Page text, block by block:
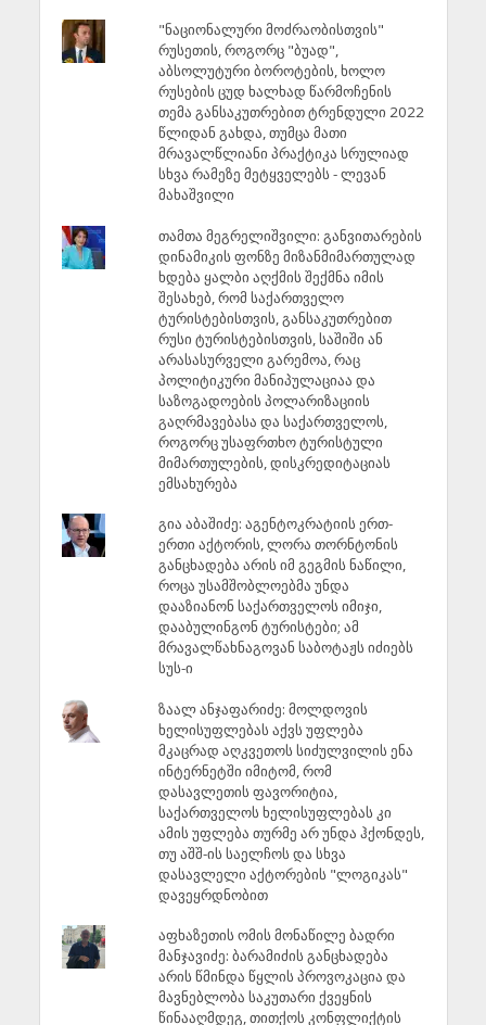
"ნაციონალური მოძრაობისთვის"
რუსეთის, როგორც "ბუად",
აბსოლუტური ბოროტების, ხოლო
რუსების ცუდ ხალხად წარმოჩენის
თემა განსაკუთრებით ტრენდული 2022
წლიდან გახდა, თუმცა მათი
მრავალწლიანი პრაქტიკა სრულიად
სხვა რამეზე მეტყველებს - ლევან
მახაშვილი
თამთა მეგრელიშვილი: განვითარების
დინამიკის ფონზე მიზანმიმართულად
ხდება ყალბი აღქმის შექმნა იმის
შესახებ, რომ საქართველო
ტურისტებისთვის, განსაკუთრებით
რუსი ტურისტებისთვის, საშიში ან
არასასურველი გარემოა, რაც
პოლიტიკური მანიპულაციაა და
საზოგადოების პოლარიზაციის
გაღრმავებასა და საქართველოს,
როგორც უსაფრთხო ტურისტული
მიმართულების, დისკრედიტაციას
ემსახურება
გია აბაშიძე: აგენტოკრატიის ერთ-
ერთი აქტორის, ლორა თორნტონის
განცხადება არის იმ გეგმის ნაწილი,
როცა უსამშობლოებმა უნდა
დააზიანონ საქართველოს იმიჯი,
დააბულინგონ ტურისტები; ამ
მრავალწახნაგოვან საბოტაჟს იძიებს
სუს-ი
ზაალ ანჯაფარიძე: მოლდოვის
ხელისუფლებას აქვს უფლება
მკაცრად აღკვეთოს სიძულვილის ენა
ინტერნეტში იმიტომ, რომ
დასავლეთის ფავორიტია,
საქართველოს ხელისუფლებას კი
ამის უფლება თურმე არ უნდა ჰქონდეს,
თუ აშშ-ის საელჩოს და სხვა
დასავლელი აქტორების "ლოგიკას"
დავეყრდნობით
აფხაზეთის ომის მონაწილე ბადრი
მანჯავიძე: ბარამიძის განცხადება
არის წმინდა წყლის პროვოკაცია და
მავნებლობა საკუთარი ქვეყნის
წინააღმდეგ, თითქოს კონფლიქტის